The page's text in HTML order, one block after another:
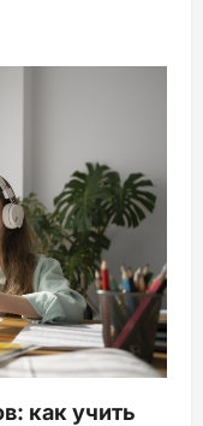
как учить